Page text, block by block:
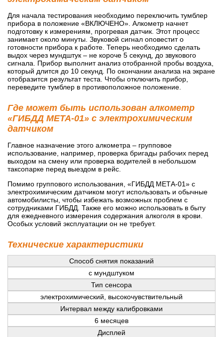
Для начала тестирования необходимо переключить тумблер
прибора в положение «ВКЛЮЧЕНО». Алкометр начнет
подготовку к измерениям, прогревая датчик. Этот процесс
занимает около минуты. Звуковой сигнал оповестит о
готовности прибора к работе. Теперь необходимо сделать
выдох через мундштук – не короче 5 секунд, до звукового
сигнала. Прибор выполнит анализ отобранной пробы воздуха,
который длится до 10 секунд. По окончании анализа на экране
отобразится результат теста. Чтобы отключить прибор,
переведите тумблер в противоположное положение.
Где может быть использован алкометр
«ГИБДД МЕТА-01» с электрохимическим
датчиком
Главное назначение этого алкометра – групповое
использование, например, проверка бригады рабочих перед
выходом на смену или проверка водителей в небольшом
таксопарке перед выездом в рейс.
Помимо группового использования, «ГИБДД МЕТА-01» с
электрохимическим датчиком могут использовать и обычные
автомобилисты, чтобы избежать возможных проблем с
сотрудниками ГИБДД. Также его можно использовать в быту
для ежедневного измерения содержания алкоголя в крови.
Особых условий эксплуатации он не требует.
Технические характеристики
Способ снятия показаний
с мундштуком
Тип сенсора
электрохимический, высокочувствительный
Интервал между калибровками
6 месяцев
Дисплей